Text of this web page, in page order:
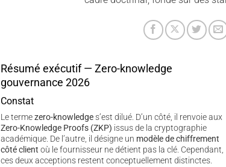
Résumé exécutif — Zero-knowledge
gouvernance 2026
Constat
Le termezero-knowledges’est dilué. D’un côté, il renvoie aux
Zero-Knowledge Proofs (ZKP) issus de la cryptographie
académique. De l’autre, il désigne un modèle de chiffrement
côté client où le fournisseur ne détient pas la clé. Cependant,
ces deux acceptions restent conceptuellement distinctes.